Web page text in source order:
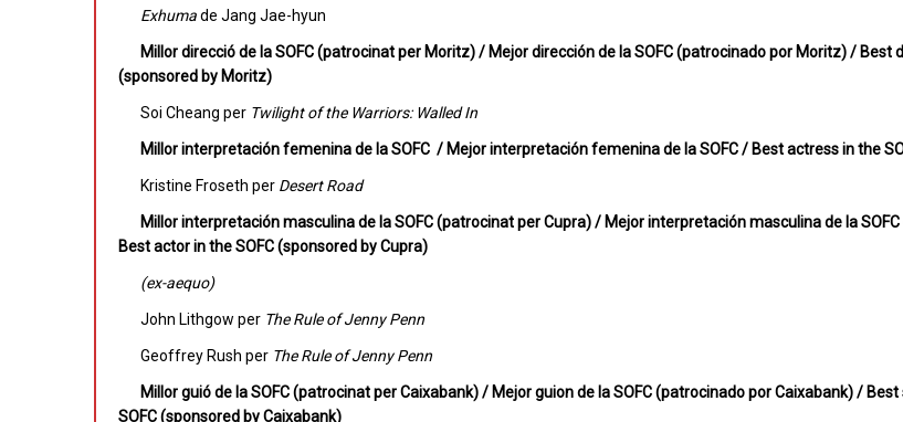
Exhumade Jang Jae-hyun
Millor direcció de la SOFC (patrocinat per Moritz) / Mejor dirección de la SOFC (patrocinado por Moritz) / Best
(sponsored by Moritz)
Soi Cheang per Twilight of the Warriors: Walled In
Millor interpretación femenina de la SOFC / Mejor interpretación femenina de la SOFC / Best actress in the
Kristine Froseth per Desert Road
Millor interpretación masculina de la SOFC (patrocinat per Cupra) / Mejor interpretación masculina de la
Best actor in the SOFC (sponsored by Cupra)
(ex-aequo)
John Lithgow per The Rule of Jenny Penn
Geoffrey Rush per The Rule of Jenny Penn
Millor guió de la SOFC (patrocinat per Caixabank) / Mejor guion de la SOFC (patrocinado por Caixabank) /
SOFC (sponsored by Caixabank)